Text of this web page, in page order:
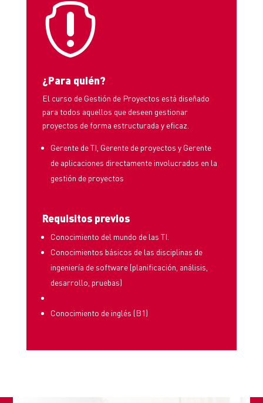

¿Para quién?
El curso de Gestión de Proyectos está diseñado
para todos aquellos que deseen gestionar
proyectos de forma estructurada y eficaz.
Gerente de TI, Gerente de proyectos y Gerente
de aplicaciones directamente involucrados en la
gestión de proyectos
Requisitos previos
Conocimiento del mundo de las TI.
Conocimientos básicos de las disciplinas de
ingeniería de software (planificación, análisis,
desarrollo, pruebas)
Conocimiento de inglés (B1)